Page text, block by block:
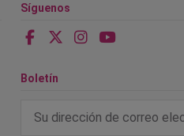
Síguenos
Boletín